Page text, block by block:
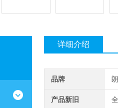
详细介绍
品牌
产品新旧